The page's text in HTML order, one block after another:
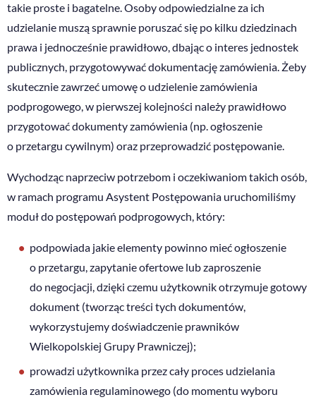
takie proste i bagatelne. Osoby odpowiedzialne za ich
udzielanie muszą sprawnie poruszać się po kilku dziedzinach
prawa i jednocześnie prawidłowo, dbając o interes jednostek
publicznych, przygotowywać dokumentację zamówienia. Żeby
skutecznie zawrzeć umowę o udzielenie zamówienia
podprogowego, w pierwszej kolejności należy prawidłowo
przygotować dokumenty zamówienia (np. ogłoszenie
o przetargu cywilnym) oraz przeprowadzić postępowanie.
Wychodząc naprzeciw potrzebom i oczekiwaniom takich osób,
w ramach programu Asystent Postępowania uruchomiliśmy
moduł do postępowań podprogowych, który:
podpowiada jakie elementy powinno mieć ogłoszenie
o przetargu, zapytanie ofertowe lub zaproszenie
do negocjacji, dzięki czemu użytkownik otrzymuje gotowy
dokument (tworząc treści tych dokumentów,
wykorzystujemy doświadczenie prawników
Wielkopolskiej Grupy Prawniczej);
prowadzi użytkownika przez cały proces udzielania
zamówienia regulaminowego (do momentu wyboru